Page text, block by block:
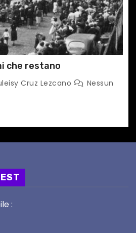
che restano
Cruz Lezcano
Nessun
: